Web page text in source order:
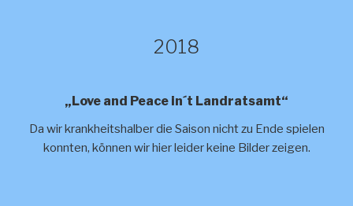
2018
„Love and Peace in´t Landratsamt“
Da wir krankheitshalber die Saison nicht zu Ende spielen
konnten, können wir hier leider keine Bilder zeigen.